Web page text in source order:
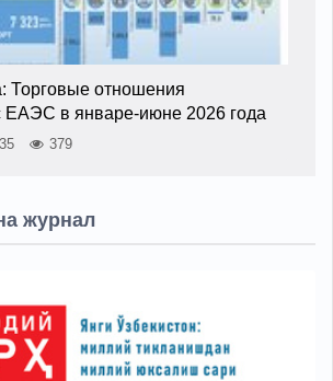
Торговые отношения
ЕАЭС в январе-июне 2026 года
379
журнал